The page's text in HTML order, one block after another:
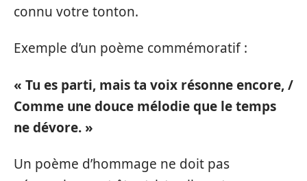
connu votre tonton.
Exemple d’un poème commémoratif :
« Tu es parti, mais ta voix résonne encore, /
Comme une douce mélodie que le temps
ne dévore. »
Un poème d’hommage ne doit pas